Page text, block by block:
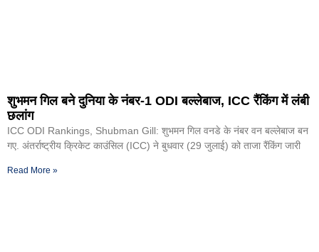
शुभमन गिल बने दुनिया के नंबर-1 ODI बल्लेबाज, ICC रैंकिंग में लंबी
छलांग
ICC ODI Rankings, Shubman Gill: शुभमन गिल वनडे के नंबर वन बल्लेबाज बन
गए. अंतर्राष्ट्रीय क्रिकेट काउंसिल (ICC) ने बुधवार (29 जुलाई) को ताजा रैंकिंग जारी
Read More »